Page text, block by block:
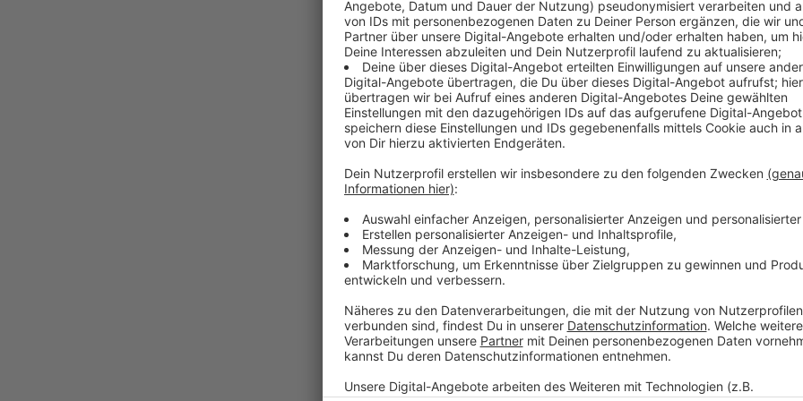
Der Ausfall der Kinder-Betreuung in Kitas treffe
sagt Oberbürgermeister Markus Lewe. Und weiter:
schon genug zu. Vielleicht können wir auf diesem
Anzeige
Anzeige
Das gelte so lange, bis der Rat eine Entscheidung
getroffen hat. Mit einer Beschlussvorlage an den
Entscheidung vor.